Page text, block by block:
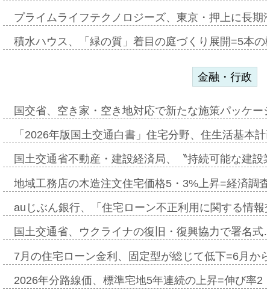
プライムライフテクノロジーズ、東京・押上に長
積水ハウス、「緑の質」着目の庭づくり展開=5本
金融・行政
国交省、空き家・空き地対応で新たな施策パッケ
「2026年版国土交通白書」住宅分野、住生活基本
国土交通省不動産・建設経済局、〝持続可能な建
地域工務店の木造注文住宅価格5・3%上昇=経済調
auじぶん銀行、「住宅ローン不正利用に関する情
国土交通省、ウクライナの復旧・復興協力で署名
7月の住宅ローン金利、固定型が総じて低下=6月か
2026年分路線価、標準宅地5年連続の上昇=伸び率